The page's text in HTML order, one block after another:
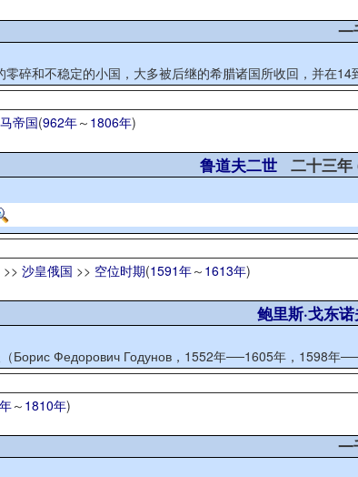
一
碎和不稳定的小国，大多被后继的希腊诸国所收回，并在
帝国(962年～ 1806年)
鲁道夫二世 二十三年
>> 沙皇俄国 >> 空位时期(1591年～ 1613年)
鲍里斯·戈东
～ 1810年)
一